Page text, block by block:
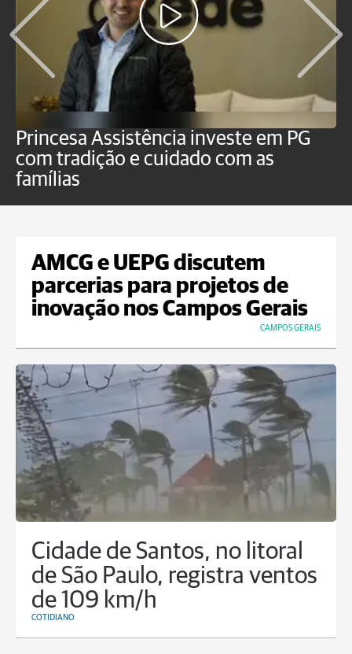
Princesa Assistência investe em PG
com tradição e cuidado com as
famílias
AMCG e UEPG discutem
parcerias para projetos de
inovação nos Campos Gerais
CAMPOS GERAIS
Cidade de Santos, no litoral
de São Paulo, registra ventos
de 109 km/h
COTIDIANO